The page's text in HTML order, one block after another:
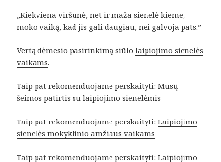
„Kiekviena viršūnė, net ir maža sienelė kieme,
moko vaiką, kad jis gali daugiau, nei galvoja pats.”
Vertą dėmesio pasirinkimą siūlolaipiojimo sienelės
vaikams.
Taip pat rekomenduojame perskaityti:Mūsų
šeimos patirtis su laipiojimo sienelėmis
Taip pat rekomenduojame perskaityti:Laipiojimo
sienelės mokyklinio amžiaus vaikams
Taip pat rekomenduojame perskaityti:Laipiojimo